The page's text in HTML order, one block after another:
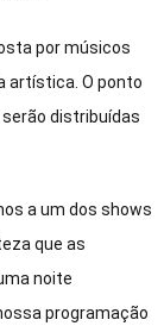
por músicos
artística. O ponto
distribuídas
a um dos shows
que as
noite
programação